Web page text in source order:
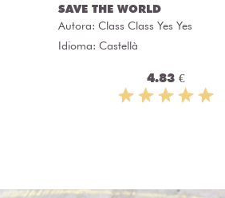
SAVE THE WORLD
Autora: Class Class Yes Yes
Idioma: Castellà
4.83 €